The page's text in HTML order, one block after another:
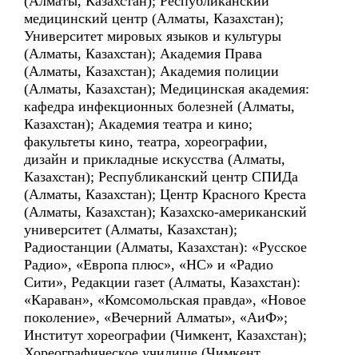
медицинский центр (Алматы, Казахстан);
Университет мировых языков и культуры
(Алматы, Казахстан); Академия Права
(Алматы, Казахстан); Академия полиции
(Алматы, Казахстан); Медицинская академия:
кафедра инфекционных болезней (Алматы,
Казахстан); Академия театра и кино;
факультеты кино, театра, хореографии,
дизайн и прикладные искусства (Алматы,
Казахстан); Республиканский центр СПИДа
(Алматы, Казахстан); Центр Красного Креста
(Алматы, Казахстан); Казахско-американский
университет (Алматы, Казахстан);
Радиостанции (Алматы, Казахстан): «Русское
Радио», «Европа плюс», «НС» и «Радио
Сити», Редакции газет (Алматы, Казахстан):
«Караван», «Комсомольская правда», «Новое
поколение», «Вечерний Алматы», «АиФ»;
Институт хореографии (Чимкент, Казахстан);